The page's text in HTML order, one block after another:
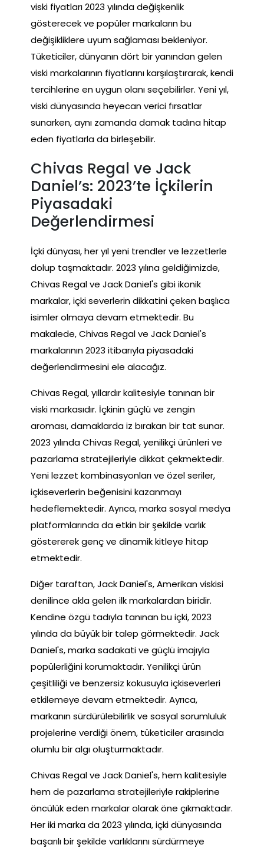
viski fiyatları 2023 yılında değişkenlik
gösterecek ve popüler markaların bu
değişikliklere uyum sağlaması bekleniyor.
Tüketiciler, dünyanın dört bir yanından gelen
viski markalarının fiyatlarını karşılaştırarak, kendi
tercihlerine en uygun olanı seçebilirler. Yeni yıl,
viski dünyasında heyecan verici fırsatlar
sunarken, aynı zamanda damak tadına hitap
eden fiyatlarla da birleşebilir.
Chivas Regal ve Jack
Daniel’s: 2023’te İçkilerin
Piyasadaki
Değerlendirmesi
İçki dünyası, her yıl yeni trendler ve lezzetlerle
dolup taşmaktadır. 2023 yılına geldiğimizde,
Chivas Regal ve Jack Daniel's gibi ikonik
markalar, içki severlerin dikkatini çeken başlıca
isimler olmaya devam etmektedir. Bu
makalede, Chivas Regal ve Jack Daniel's
markalarının 2023 itibarıyla piyasadaki
değerlendirmesini ele alacağız.
Chivas Regal, yıllardır kalitesiyle tanınan bir
viski markasıdır. İçkinin güçlü ve zengin
aroması, damaklarda iz bırakan bir tat sunar.
2023 yılında Chivas Regal, yenilikçi ürünleri ve
pazarlama stratejileriyle dikkat çekmektedir.
Yeni lezzet kombinasyonları ve özel seriler,
içkiseverlerin beğenisini kazanmayı
hedeflemektedir. Ayrıca, marka sosyal medya
platformlarında da etkin bir şekilde varlık
göstererek genç ve dinamik kitleye hitap
etmektedir.
Diğer taraftan, Jack Daniel's, Amerikan viskisi
denilince akla gelen ilk markalardan biridir.
Kendine özgü tadıyla tanınan bu içki, 2023
yılında da büyük bir talep görmektedir. Jack
Daniel's, marka sadakati ve güçlü imajıyla
popülerliğini korumaktadır. Yenilikçi ürün
çeşitliliği ve benzersiz kokusuyla içkiseverleri
etkilemeye devam etmektedir. Ayrıca,
markanın sürdürülebilirlik ve sosyal sorumluluk
projelerine verdiği önem, tüketiciler arasında
olumlu bir algı oluşturmaktadır.
Chivas Regal ve Jack Daniel's, hem kalitesiyle
hem de pazarlama stratejileriyle rakiplerine
öncülük eden markalar olarak öne çıkmaktadır.
Her iki marka da 2023 yılında, içki dünyasında
başarılı bir şekilde varlıklarını sürdürmeye